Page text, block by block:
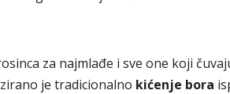
za najmlađe i sve one koji
je tradicionalno kićenje bora